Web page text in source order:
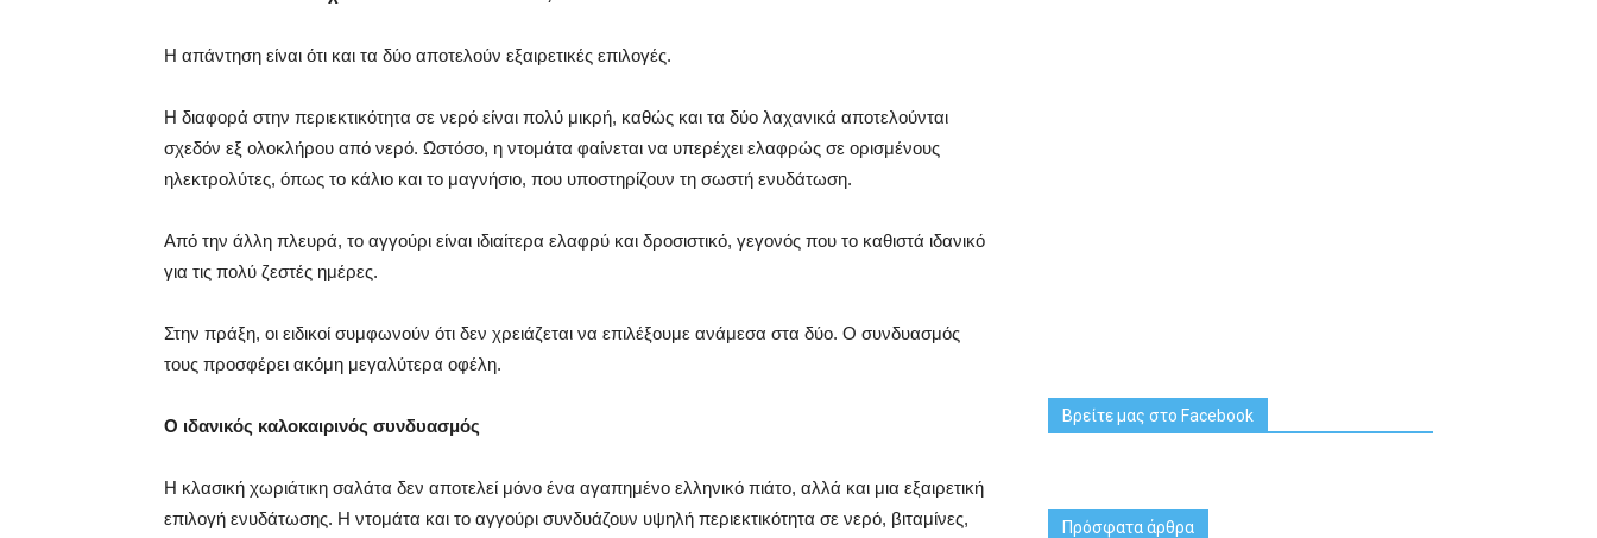
Η απάντηση είναι ότι και τα δύο αποτελούν εξαιρετικές επιλογές.
Η διαφορά στην περιεκτικότητα σε νερό είναι πολύ μικρή, καθώς και τα δύο λαχανικά αποτελούνται
σχεδόν εξ ολοκλήρου από νερό. Ωστόσο, η ντομάτα φαίνεται να υπερέχει ελαφρώς σε ορισμένους
ηλεκτρολύτες, όπως το κάλιο και το μαγνήσιο, που υποστηρίζουν τη σωστή ενυδάτωση.
Από την άλλη πλευρά, το αγγούρι είναι ιδιαίτερα ελαφρύ και δροσιστικό, γεγονός που το καθιστά ιδανικό
για τις πολύ ζεστές ημέρες.
Στην πράξη, οι ειδικοί συμφωνούν ότι δεν χρειάζεται να επιλέξουμε ανάμεσα στα δύο. Ο συνδυασμός
τους προσφέρει ακόμη μεγαλύτερα οφέλη.
Ο ιδανικός καλοκαιρινός συνδυασμός
Η κλασική χωριάτικη σαλάτα δεν αποτελεί μόνο ένα αγαπημένο ελληνικό πιάτο, αλλά και μια εξαιρετική
επιλογή ενυδάτωσης. Η ντομάτα και το αγγούρι συνδυάζουν υψηλή περιεκτικότητα σε νερό, βιταμίνες,
Βρείτε μας στο Facebook
Πρόσφατα άρθρα